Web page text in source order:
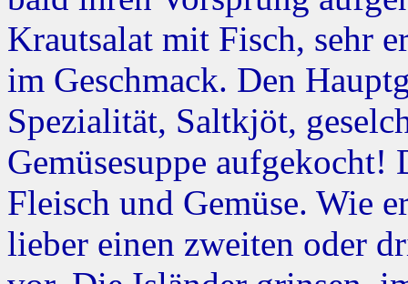
Krautsalat mit Fisch, sehr
im Geschmack. Den
Spezialität, Saltkjöt,
Gemüsesuppe aufgekocht!
Fleisch und Gemüse. Wie
lieber einen zweiten oder